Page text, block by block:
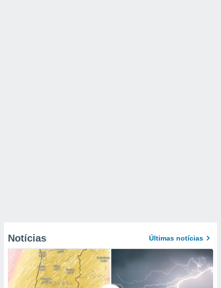
Notícias Últimas notícias